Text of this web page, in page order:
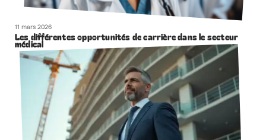
11 mars 2026
Les différentes opportunités de carrière dans le secteur
médical